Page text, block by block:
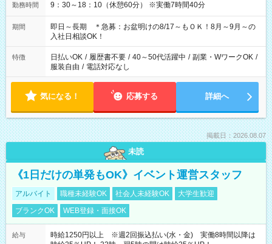
勤務時間 9：30～18：10（休憩60分） ※実働7時間40分
期間
即日～長期 ＊急募：お盆明けの8/17～もＯＫ！8月～9月～の
入社日相談OK！
特徴 日払いOK / 履歴書不要 / 40～50代活躍中 / 副業・WワークOK /
服装自由 / 電話対応なし
気になる！ 応募する 詳細へ
掲載日：2026.08.07
未読
《1日だけの単発もOK》イベント運営スタッフ
アルバイト 職種未経験OK 社会人未経験OK
大学生歓迎
ブランクOK
WEB登録・面接OK
給与
時給1250円以上 ※週2回振込払い(水・金) 実働8時間以降は